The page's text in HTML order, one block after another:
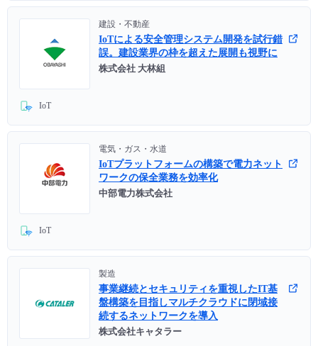
建設・不動産
IoTによる安全管理システム開発を試行錯
誤。建設業界の枠を超えた展開も視野に
株式会社 大林組
IoT
電気・ガス・水道
IoTプラットフォームの構築で電力ネット
ワークの保全業務を効率化
中部電力株式会社
IoT
製造
事業継続とセキュリティを重視したIT基
盤構築を目指しマルチクラウドに閉域接
続するネットワークを導入
株式会社キャタラー